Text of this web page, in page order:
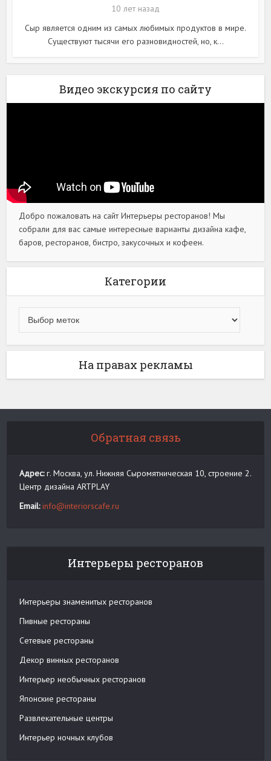
10 лет назад
Сыр является одним из самых любимых продуктов в мире.
Существуют тысячи его разновидностей, но, к...
Видео экскурсия по сайту
Добро пожаловать на сайт Интерьеры ресторанов! Мы
собрали для вас самые интересные варианты дизайна кафе,
баров, ресторанов, бистро, закусочных и кофеен.
Категории
На правах рекламы
Обратная связь
Адрес:г. Москва, ул. Нижняя Сыромятническая 10, строение 2.
Центр дизайна ARTPLAY
Email: info@interiorscafe.ru
Интерьеры ресторанов
Интерьеры знаменитых ресторанов
Пивные рестораны
Сетевые рестораны
Декор винных ресторанов
Интерьер необычных ресторанов
Японские рестораны
Развлекательные центры
Интерьер ночных клубов